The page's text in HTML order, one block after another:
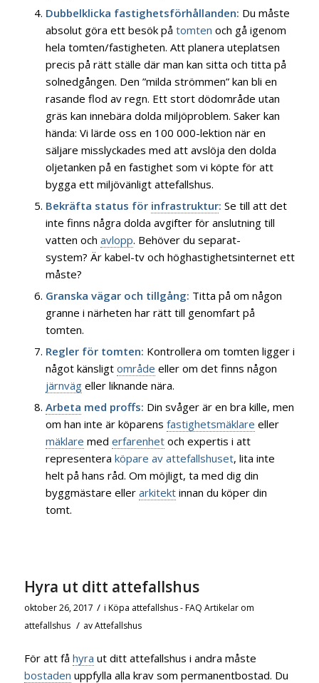
Dubbelklicka fastighetsförhållanden: Du måste
absolut göra ett besök på tomten och gå igenom
hela tomten/fastigheten. Att planera uteplatsen
precis på rätt ställe där man kan sitta och titta på
solnedgången. Den ”milda strömmen” kan bli en
rasande flod av regn. Ett stort dödområde utan
gräs kan innebära dolda miljöproblem. Saker kan
hända: Vi lärde oss en 100 000-lektion när en
säljare misslyckades med att avslöja den dolda
oljetanken på en fastighet som vi köpte för att
bygga ett miljövänligt attefallshus.
Bekräfta status för infrastruktur: Se till att det
inte finns några dolda avgifter för anslutning till
vatten och avlopp. Behöver du separat-
system? Är kabel-tv och höghastighetsinternet ett
måste?
Granska vägar och tillgång: Titta på om någon
granne i närheten har rätt till genomfart på
tomten.
Regler för tomten: Kontrollera om tomten ligger i
något känsligt område eller om det finns någon
järnvägeller liknande nära.
Arbeta med proffs: Din svåger är en bra kille, men
om han inte är köparens fastighetsmäklare eller
mäklare med erfarenhetoch expertis i att
representera köpare av attefallshuset, lita inte
helt på hans råd. Om möjligt, ta med dig din
byggmästare eller arkitektinnan du köper din
tomt.
Hyra ut ditt attefallshus
oktober 26, 2017 / i Köpa attefallshus - FAQ Artikelar om
attefallshus / avAttefallshus
För att få hyra ut ditt attefallshus i andra måste
bostaden uppfylla alla krav som permanentbostad. Du